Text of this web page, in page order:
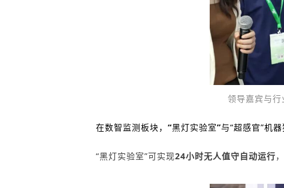
领导嘉宾与
在数智监测板块， “黑灯实验室”与“超感官”机器
“黑灯实验室”可实现24小时无人值守自动运行